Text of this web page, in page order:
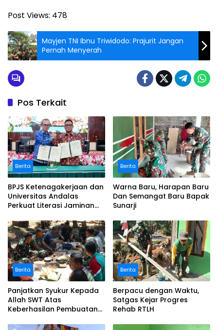
Post Views: 478
Mayjen TNI Ibnu Triwidodo: Prajurit Jangan
Pernah Menyerah
Pos Terkait
Berita
BPJS Ketenagakerjaan dan
Universitas Andalas
Perkuat Literasi Jaminan
dan Pengabdian
Masyarakat
Berita
Warna Baru, Harapan Baru
Dan Semangat Baru Bapak
Sunarji
Berita
Panjatkan Syukur Kepada
Allah SWT Atas
Keberhasilan Pembuatan
Berita
Berpacu dengan Waktu,
Satgas Kejar Progres
Rehab RTLH